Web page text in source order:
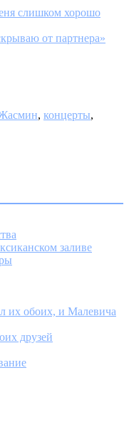
слишком хорошо
от партнера»
, концерты,
заливе
их обоих, и Малевича
друзей